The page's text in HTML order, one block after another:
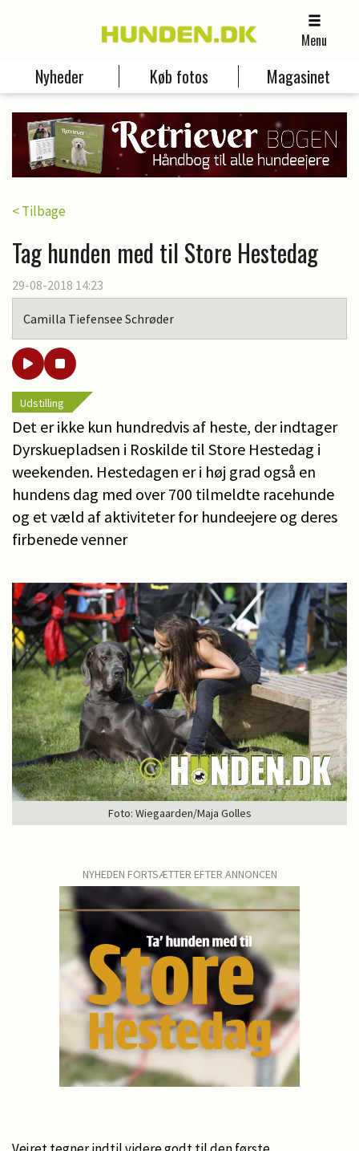
Menu
Nyheder Køb fotos Magasinet
< Tilbage
Tag hunden med til Store Hestedag
29-08-2018 14:23
Camilla Tiefensee Schrøder
Udstilling
Det er ikke kun hundredvis af heste, der indtager
Dyrskuepladsen i Roskilde til Store Hestedag i
weekenden. Hestedagen er i høj grad også en
hundens dag med over 700 tilmeldte racehunde
og et væld af aktiviteter for hundeejere og deres
firbenede venner
Foto: Wiegaarden/Maja Golles
NYHEDEN FORTSÆTTER EFTER ANNONCEN